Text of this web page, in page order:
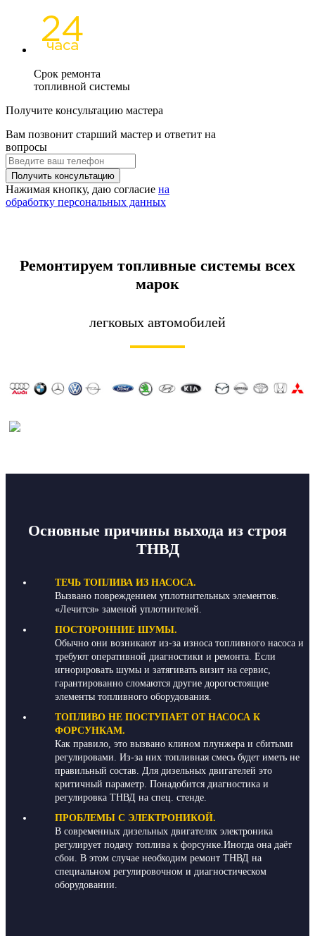
Срок ремонта
топливной системы
Получите консультацию мастера
Вам позвонит старший мастер и ответит на
вопросы
Нажимая кнопку, даю согласие на
обработку персональных данных
Ремонтируем топливные системы всех
марок
легковых автомобилей
Основные причины выхода из строя
ТНВД
ТЕЧЬ ТОПЛИВА ИЗ НАСОСА.
Вызвано повреждением уплотнительных элементов.
«Лечится» заменой уплотнителей.
ПОСТОРОННИЕ ШУМЫ.
Обычно они возникают из-за износа топливного насоса и
требуют оперативной диагностики и ремонта. Если
игнорировать шумы и затягивать визит на сервис,
гарантированно сломаются другие дорогостоящие
элементы топливного оборудования.
ТОПЛИВО НЕ ПОСТУПАЕТ ОТ НАСОСА К
ФОРСУНКАМ.
Как правило, это вызвано клином плунжера и сбитыми
регулировами. Из-за них топливная смесь будет иметь не
правильный состав. Для дизельных двигателей это
критичный параметр. Понадобится диагностика и
регулировка ТНВД на спец. стенде.
ПРОБЛЕМЫ С ЭЛЕКТРОНИКОЙ.
В современных дизельных двигателях электроника
регулирует подачу топлива к форсунке.Иногда она даёт
сбои. В этом случае необходим ремонт ТНВД на
специальном регулировочном и диагностическом
оборудовании.